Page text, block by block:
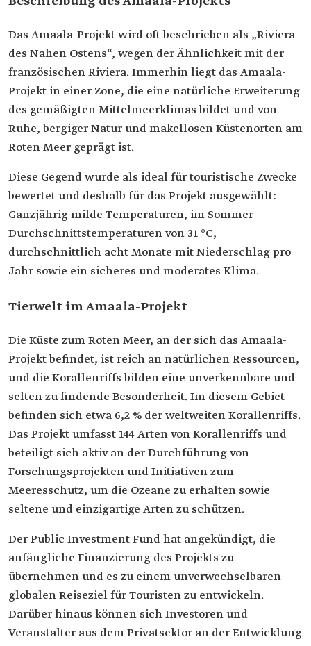
Das Amaala-Projekt wird oft beschrieben als „Riviera
des Nahen Ostens“, wegen der Ähnlichkeit mit der
französischen Riviera. Immerhin liegt das Amaala-
Projekt in einer Zone, die eine natürliche Erweiterung
des gemäßigten Mittelmeerklimas bildet und von
Ruhe, bergiger Natur und makellosen Küstenorten am
Roten Meer geprägt ist.
Diese Gegend wurde als ideal für touristische Zwecke
bewertet und deshalb für das Projekt ausgewählt:
Ganzjährig milde Temperaturen, im Sommer
Durchschnittstemperaturen von 31 °C,
durchschnittlich acht Monate mit Niederschlag pro
Jahr sowie ein sicheres und moderates Klima.
Tierwelt im Amaala-Projekt
Die Küste zum Roten Meer, an der sich das Amaala-
Projekt befindet, ist reich an natürlichen Ressourcen,
und die Korallenriffs bilden eine unverkennbare und
selten zu findende Besonderheit. Im diesem Gebiet
befinden sich etwa 6,2 % der weltweiten Korallenriffs.
Das Projekt umfasst 144 Arten von Korallenriffs und
beteiligt sich aktiv an der Durchführung von
Forschungsprojekten und Initiativen zum
Meeresschutz, um die Ozeane zu erhalten sowie
seltene und einzigartige Arten zu schützen.
Der Public Investment Fund hat angekündigt, die
anfängliche Finanzierung des Projekts zu
übernehmen und es zu einem unverwechselbaren
globalen Reiseziel für Touristen zu entwickeln.
Darüber hinaus können sich Investoren und
Veranstalter aus dem Privatsektor an der Entwicklung